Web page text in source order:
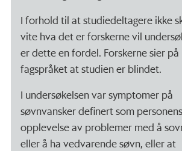
I forhold til at studiedeltagere ikke
vite hva det er forskerne vil
er dette en fordel. Forskerne sier på
fagspråket at studien er blindet.
I undersøkelsen var symptomer på
søvnvansker definert som personens
opplevelse av problemer med å
eller å ha vedvarende søvn, eller at